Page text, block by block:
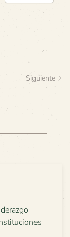
Siguiente